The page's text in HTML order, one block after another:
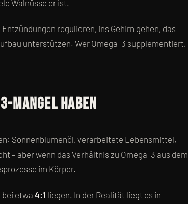
Walnüsse er ist.
regulieren, ins Gehirn gehen, das
unterstützen. Wer Omega-3 supplementiert,
Mangel haben
Sonnenblumenöl, verarbeitete Lebensmittel,
– aber wenn das Verhältnis zu Omega-3 aus dem
im Körper.
etwa 4:1 liegen. In der Realität liegt es in